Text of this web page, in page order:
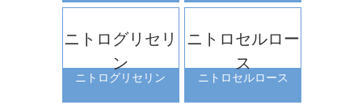
ニトログリセリ
ン
ニトログリセリン
ニトロセルロー
ス
ニトロセルロース